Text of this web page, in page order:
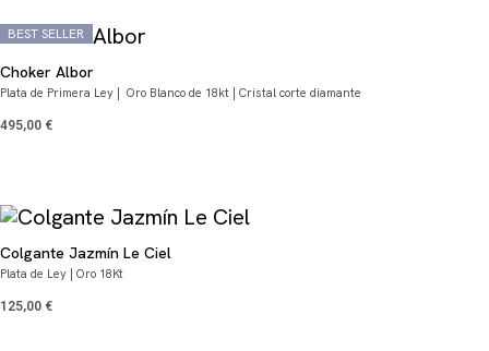
BEST SELLER
Choker Albor
Plata de Primera Ley | Oro Blanco de 18kt | Cristal corte diamante
495,00 €
Colgante Jazmín Le Ciel
Plata de Ley | Oro 18Kt
125,00 €